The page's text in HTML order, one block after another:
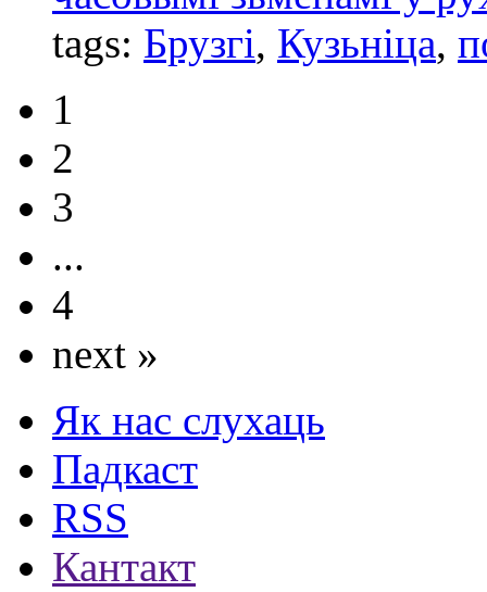
tags: Брузгі, Кузьніца,
1
2
3
...
4
next »
Як нас слухаць
Падкаст
RSS
Кантакт